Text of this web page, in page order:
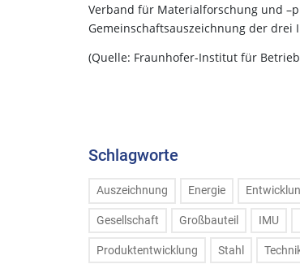
Verband für Materialforschung und
Gemeinschaftsauszeichnung der drei
(Quelle: Fraunhofer-Institut für
Schlagworte
Auszeichnung Energie
Gesellschaft Großbauteil IMU
Produktentwicklung Stahl